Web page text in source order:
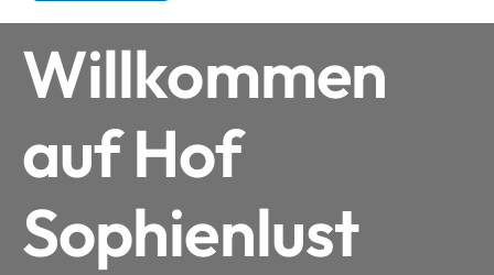
Willkommen
auf Hof
Sophienlust